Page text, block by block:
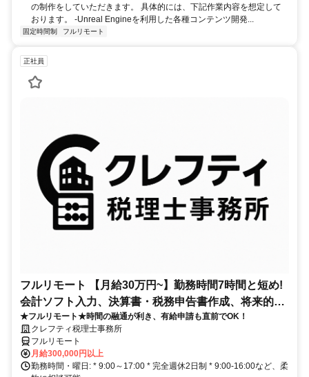
の制作をしていただきます。 具体的には、下記作業内容を想定して
おります。 -Unreal Engineを利用した各種コンテンツ開発...
固定時間制 フルリモート
正社員
フルリモート 【月給30万円~】勤務時間7時間と短め!
会計ソフト入力、決算書・税務申告書作成、将来的に
決算説明も
★フルリモート★時間の融通が利き、有給申請も直前でOK！
クレフティ税理士事務所
フルリモート
月給300,000円以上
勤務時間・曜日: * 9:00～17:00 * 完全週休2日制 * 9:00-16:00など、柔